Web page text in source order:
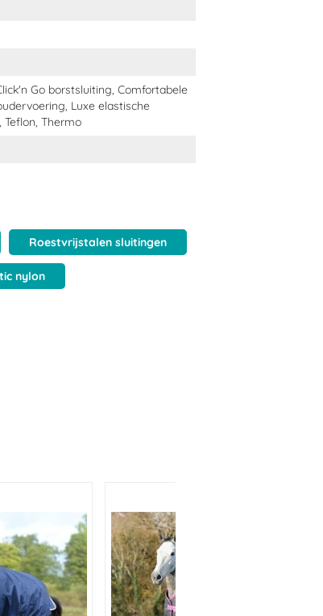
Go borstsluiting, Comfortabele
Luxe elastische
Thermo
Roestvrijstalen sluitingen
nylon